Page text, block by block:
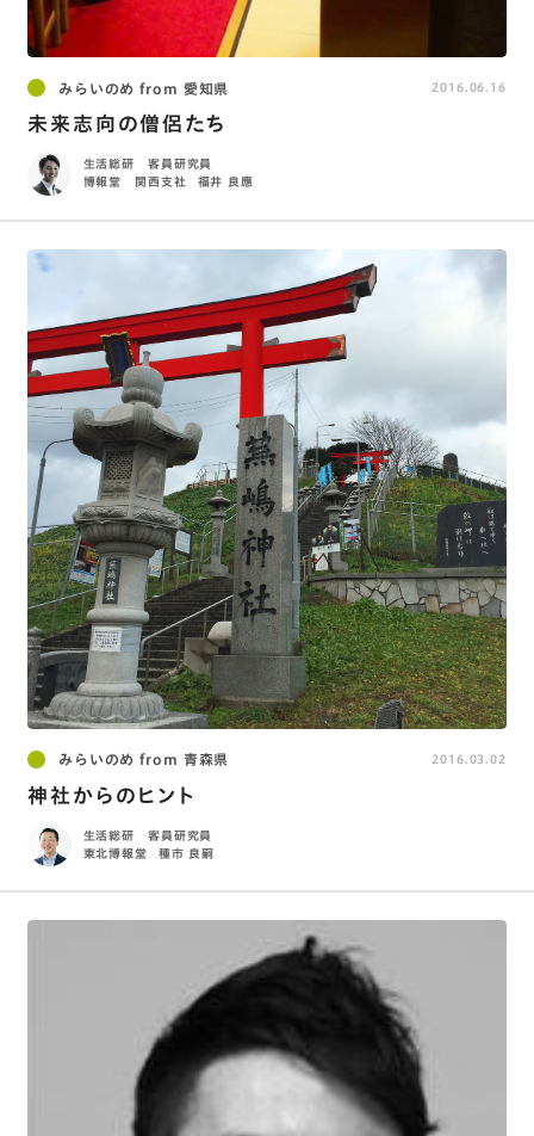
みらいのめ from 愛知県
未来志向の僧侶たち
生活総研 客員研究員
博報堂 関西支社
福井 良應
2016.06.16
みらいのめ from 青森県
神社からのヒント
生活総研 客員研究員
東北博報堂
種市 良嗣
2016.03.02